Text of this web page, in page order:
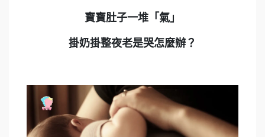
寶寶肚子一堆「氣」
掛奶掛整夜老是哭怎麼辦？